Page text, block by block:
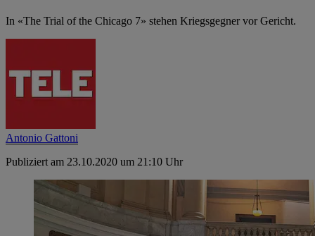
In «The Trial of the Chicago 7» stehen Kriegsgegner vor Gericht.
Antonio Gattoni
Publiziert am 23.10.2020 um 21:10 Uhr